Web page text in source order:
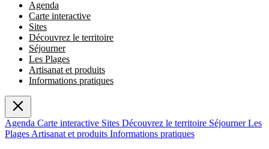
Agenda
Carte interactive
Sites
Découvrez le territoire
Séjourner
Les Plages
Artisanat et produits
Informations pratiques
Agenda Carte interactive Sites Découvrez le territoire SéjournerLes
Plages Artisanat et produits Informations pratiques